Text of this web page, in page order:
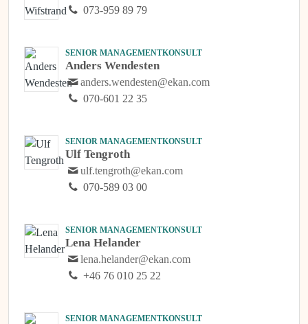
073-959 89 79
SENIOR MANAGEMENTKONSULT
Anders Wendesten
anders.wendesten@ekan.com
070-601 22 35
SENIOR MANAGEMENTKONSULT
Ulf Tengroth
ulf.tengroth@ekan.com
070-589 03 00
SENIOR MANAGEMENTKONSULT
Lena Helander
lena.helander@ekan.com
+46 76 010 25 22
SENIOR MANAGEMENTKONSULT